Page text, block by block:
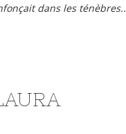
dans les ténèbres..